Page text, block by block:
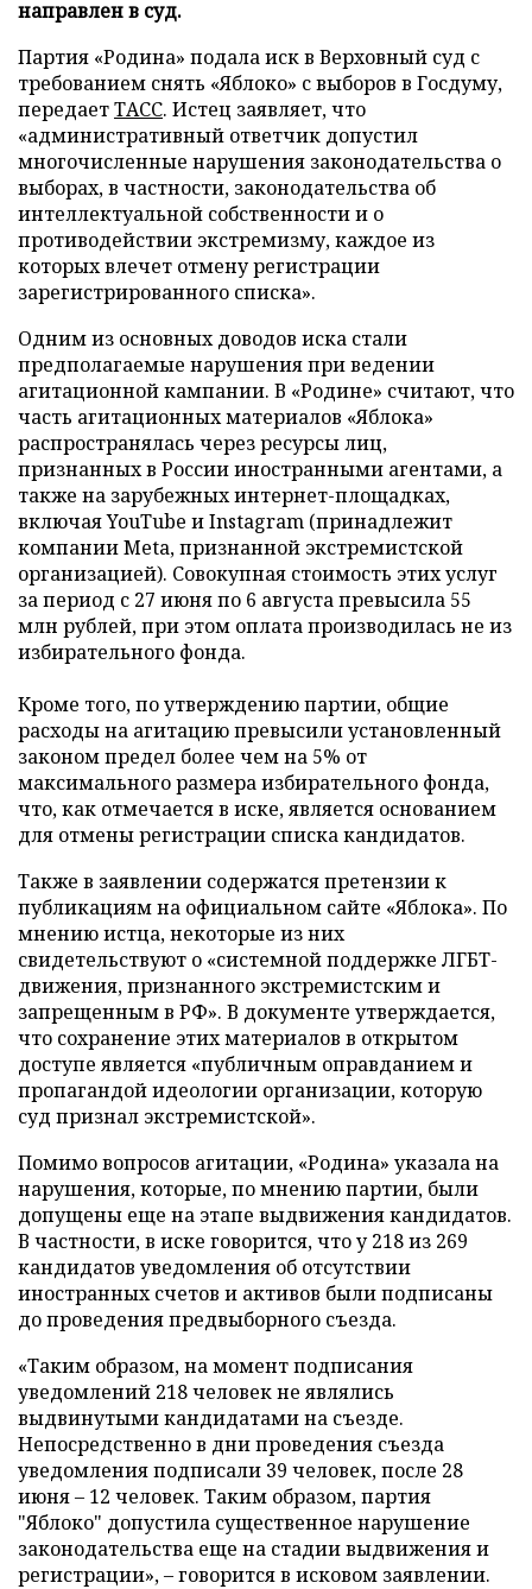
направлен в суд.
Партия «Родина» подала иск в Верховный суд с
требованием снять «Яблоко» с выборов в Госдуму,
передаетТАСС. Истец заявляет, что
«административный ответчик допустил
многочисленные нарушения законодательства о
выборах, в частности, законодательства об
интеллектуальной собственности и о
противодействии экстремизму, каждое из
которых влечет отмену регистрации
зарегистрированного списка».
Одним из основных доводов иска стали
предполагаемые нарушения при ведении
агитационной кампании. В «Родине» считают, что
часть агитационных материалов «Яблока»
распространялась через ресурсы лиц,
признанных в России иностранными агентами, а
также на зарубежных интернет-площадках,
включая YouTube и Instagram (принадлежит
компании Meta, признанной экстремистской
организацией). Совокупная стоимость этих услуг
за период с 27 июня по 6 августа превысила 55
млн рублей, при этом оплата производилась не из
избирательного фонда.
Кроме того, по утверждению партии, общие
расходы на агитацию превысили установленный
законом предел более чем на 5% от
максимального размера избирательного фонда,
что, как отмечается в иске, является основанием
для отмены регистрации списка кандидатов.
Также в заявлении содержатся претензии к
публикациям на официальном сайте «Яблока». По
мнению истца, некоторые из них
свидетельствуют о «системной поддержке ЛГБТ-
движения, признанного экстремистским и
запрещенным в РФ». В документе утверждается,
что сохранение этих материалов в открытом
доступе является «публичным оправданием и
пропагандой идеологии организации, которую
суд признал экстремистской».
Помимо вопросов агитации, «Родина» указала на
нарушения, которые, по мнению партии, были
допущены еще на этапе выдвижения кандидатов.
В частности, в иске говорится, что у 218 из 269
кандидатов уведомления об отсутствии
иностранных счетов и активов были подписаны
до проведения предвыборного съезда.
«Таким образом, на момент подписания
уведомлений 218 человек не являлись
выдвинутыми кандидатами на съезде.
Непосредственно в дни проведения съезда
уведомления подписали 39 человек, после 28
июня – 12 человек. Таким образом, партия
"Яблоко" допустила существенное нарушение
законодательства еще на стадии выдвижения и
регистрации», – говорится в исковом заявлении.